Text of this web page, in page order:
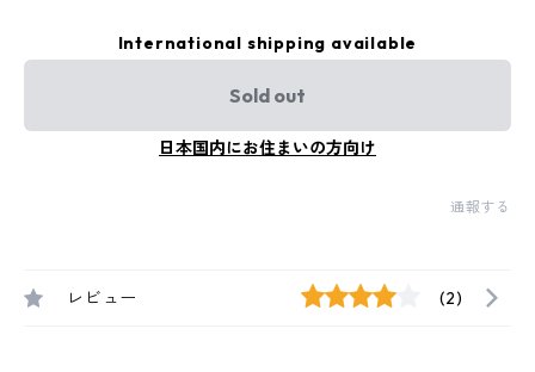
International shipping available
Sold out
日本国内にお住まいの方向け
通報する
レビュー (2)